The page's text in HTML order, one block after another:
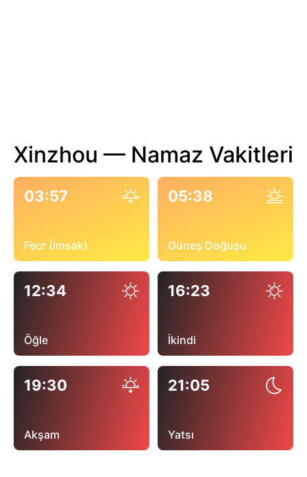
Xinzhou — Namaz Vakitleri
03:57
Fecr (İmsak)
05:38
Güneş Doğuşu
12:34
Öğle
16:23
İkindi
19:30
Akşam
21:05
Yatsı